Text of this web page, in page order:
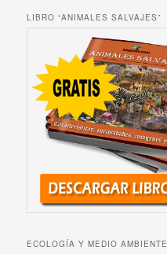
LIBRO “ANIMALES SALVAJES”
ECOLOGÍA Y MEDIO AMBIENTE